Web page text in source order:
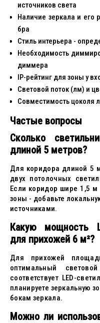
источников света
Наличие зеркала и его
бра
Стиль интерьера -
Необходимость
диммера
IP-рейтинг для зоны у
Световой поток (лм) и
Совместимость цоколя
Частые вопросы
Сколько
длиной 5 метров?
Для коридора длиной 5
двух потолочных
Если коридор шире 1,5
зоны - добавьте
источниками.
Какую мощность
для прихожей 6 м²?
Для прихожей
оптимальный
соответствует LED-
планируете зеркальную
бокам зеркала.
Можно ли